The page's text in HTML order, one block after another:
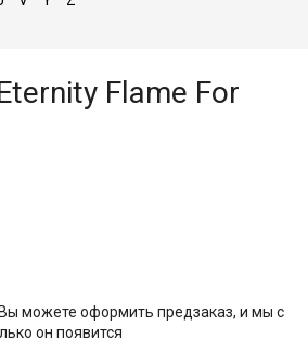
Flame For
можете оформить предзаказ, и мы с
он появится